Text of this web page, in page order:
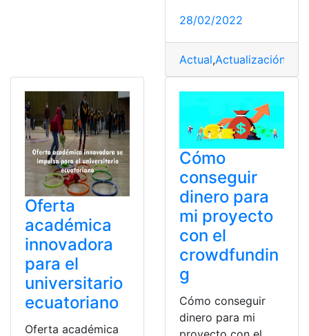
28/02/2022
Actual,Actualización
Oferta
académica
innovadora
para el
universitario
ecuatoriano
Oferta académica
Cómo
conseguir
dinero para
mi proyecto
con el
crowdfundin
g
Cómo conseguir
dinero para mi